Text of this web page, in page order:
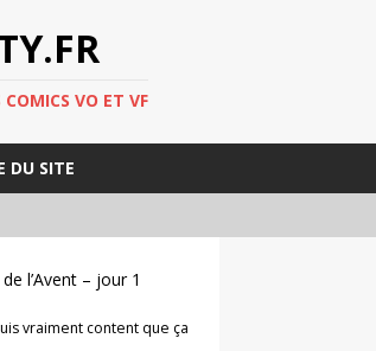
VO ET VF
DU SITE
l’Avent – jour 1
vraiment content que ça